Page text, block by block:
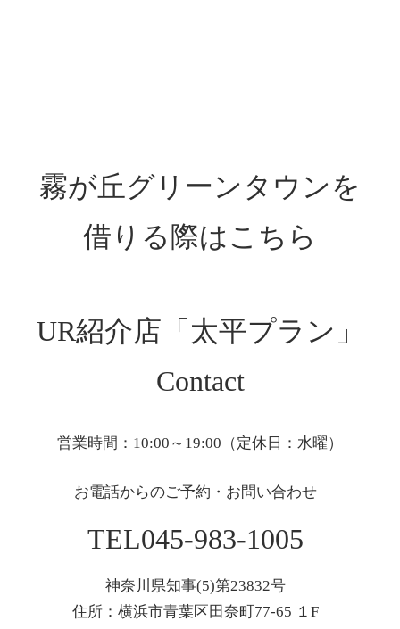
霧が丘グリーンタウンを
借りる際はこちら
UR紹介店「太平プラン」
Contact
営業時間：10:00～19:00（定休日：水曜）
お電話からのご予約・お問い合わせ
TEL045-983-1005
神奈川県知事(5)第23832号
住所：横浜市青葉区田奈町77-65 １F